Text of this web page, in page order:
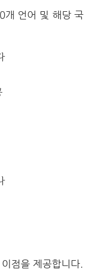
개 언어 및 해당 국
점을 제공합니다.